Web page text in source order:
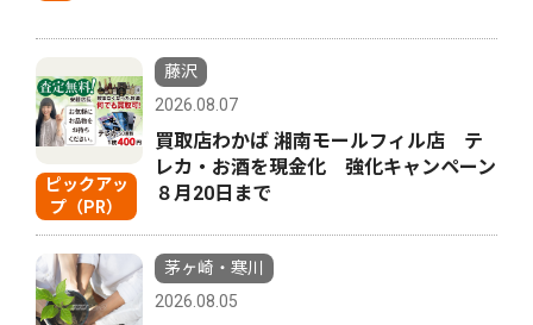
ピックアッ
プ（PR）
藤沢
2026.08.07
買取店わかば 湘南モールフィル店 テ
レカ・お酒を現金化 強化キャンペーン
８月20日まで
茅ヶ崎・寒川
2026.08.05